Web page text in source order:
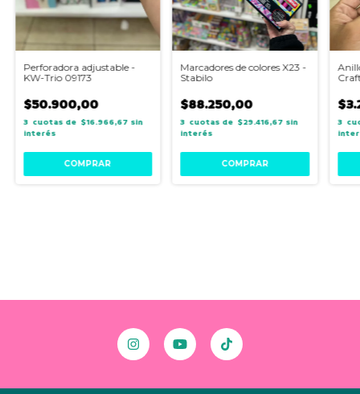
Perforadora adjustable -
KW-Trio 09173
$50.900,00
3 $16.966,67 sin
interés
Marcadores de colores X23 -
Stabilo
$88.250,00
3 $29.416,67 sin
interés
3